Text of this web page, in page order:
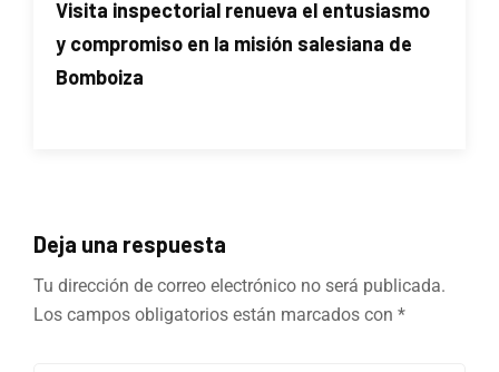
Visita inspectorial renueva el entusiasmo
y compromiso en la misión salesiana de
Bomboiza
Deja una respuesta
Tu dirección de correo electrónico no será publicada.
Los campos obligatorios están marcados con *